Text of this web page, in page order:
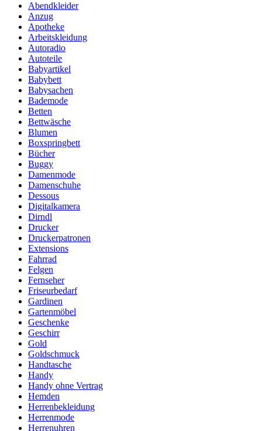
Abendkleider
Anzug
Apotheke
Arbeitskleidung
Autoradio
Autoteile
Babyartikel
Babybett
Babysachen
Bademode
Betten
Bettwäsche
Blumen
Boxspringbett
Bücher
Buggy
Damenmode
Damenschuhe
Dessous
Digitalkamera
Dirndl
Drucker
Druckerpatronen
Extensions
Fahrrad
Felgen
Fernseher
Friseurbedarf
Gardinen
Gartenmöbel
Geschenke
Geschirr
Gold
Goldschmuck
Handtasche
Handy
Handy ohne Vertrag
Hemden
Herrenbekleidung
Herrenmode
Herrenuhren